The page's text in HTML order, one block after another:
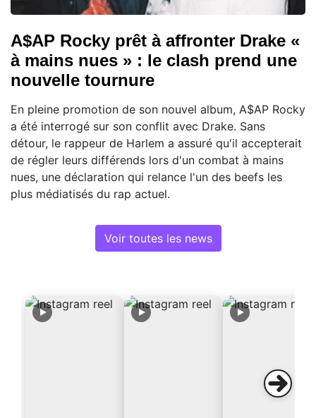
A$AP Rocky prêt à affronter Drake «
à mains nues » : le clash prend une
nouvelle tournure
En pleine promotion de son nouvel album, A$AP Rocky
a été interrogé sur son conflit avec Drake. Sans
détour, le rappeur de Harlem a assuré qu'il accepterait
de régler leurs différends lors d'un combat à mains
nues, une déclaration qui relance l'un des beefs les
plus médiatisés du rap actuel.
Voir toutes les news